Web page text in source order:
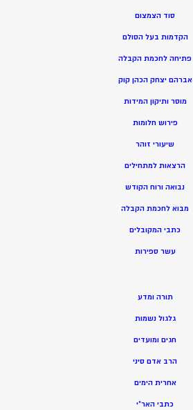
סוד הצמצום
הקדמות בעל הסולם
פתיחה לחכמת הקבלה
אברהם יצחק הכהן קוק
מוסר ותיקון המידות
פירוש חלומות
שיעורי זוהר
הרצאות למתחילים
נבואה ורוח הקודש
מבוא לחכמת הקבלה
כתבי המקובלים
עשר ספירות
תורה ומדע
גלגול נשמות
חגים ומועדים
הרב אדם סיני
אחרית הימים
כתבי האר”י